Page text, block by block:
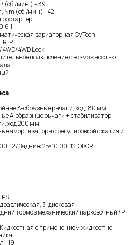
(об./мин.) - 39
Nm (об./мин) - 42
вариаторная CVTech
R-P
4WD Lock
подключение с возможностью
A-образные рычаги, ход 180 мм
A-образные рычаги + стабилизатор
ход 200 мм
амортизаторы с регулировкой сжатия и
12 / Задние: 25×10.00-12, OBOR
3-дисковая
тормоз механический парковочный / P
с применением жидкостно-
- 19